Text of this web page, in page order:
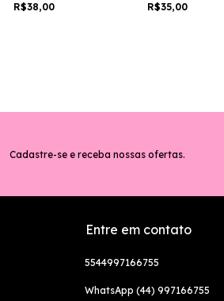
R$38,00
R$35,00
Cadastre-se e receba nossas ofertas.
Entre em contato
5544997166755
WhatsApp (44) 997166755